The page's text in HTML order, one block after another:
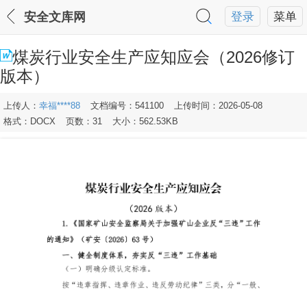
菜单
登录
安全文库网
煤炭行业安全生产应知应会（2026修订
版本）
上传人： 幸福****88 文档编号：541100
上传时间：2026-05-08
格式：DOCX
页数：31 大小：562.53KB